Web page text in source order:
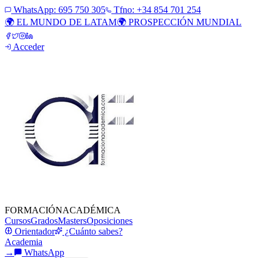
WhatsApp: 695 750 305
Tfno: +34 854 701 254
🌍 EL MUNDO DE LATAM🌍 PROSPECCIÓN MUNDIAL
Acceder
FORMACIÓNACADÉMICA
CursosGradosMastersOposiciones
Orientador
¿Cuánto sabes?
Academia
→
WhatsApp